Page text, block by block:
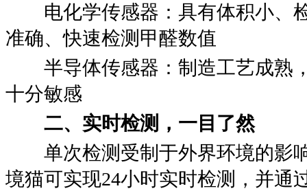
电化学传感器：具有体积小、
准确、快速检测甲醛数值
半导体传感器：制造工艺成熟
十分敏感
二、实时检测，一目了然
单次检测受制于外界环境的影
境猫可实现24小时实时检测，并通